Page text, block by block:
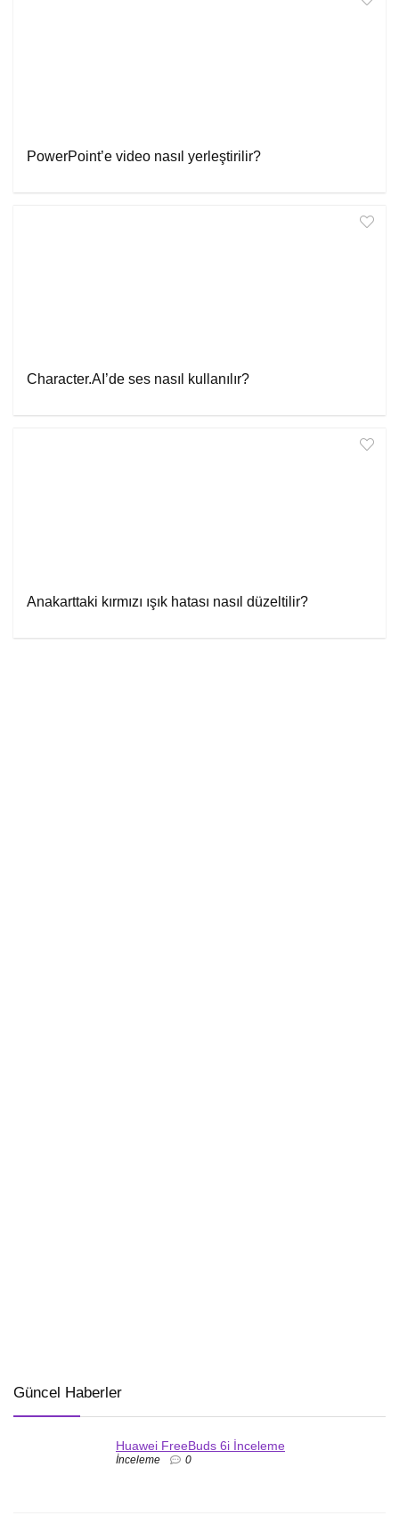
PowerPoint’e video nasıl yerleştirilir?
Character.AI’de ses nasıl kullanılır?
Anakarttaki kırmızı ışık hatası nasıl düzeltilir?
Güncel Haberler
Huawei FreeBuds 6i İnceleme
İnceleme 0